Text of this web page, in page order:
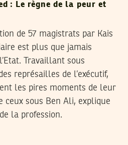
: Le règne de la peur et
de 57 magistrats par Kais
est plus que jamais
Travaillant sous
représailles de l’exécutif,
les pires moments de leur
ceux sous Ben Ali, explique
la profession.